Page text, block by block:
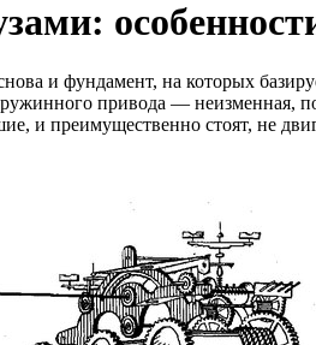
и фундамент, на которых
привода — неизменная,
и преимущественно стоят, не